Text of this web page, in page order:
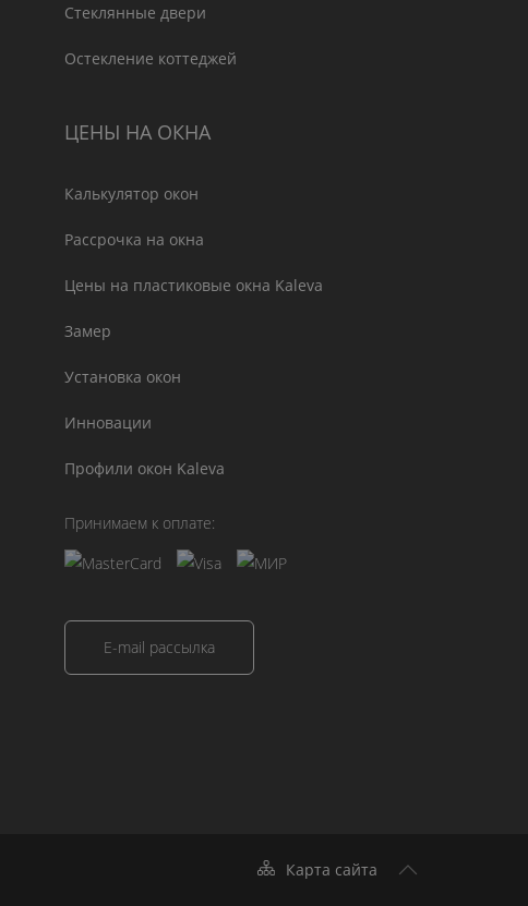
Стеклянные двери
Остекление коттеджей
ЦЕНЫ НА ОКНА
Калькулятор окон
Рассрочка на окна
Цены на пластиковые окна Kaleva
Замер
Установка окон
Инновации
Профили окон Kaleva
Принимаем к оплате:
E-mail рассылка
Карта сайта